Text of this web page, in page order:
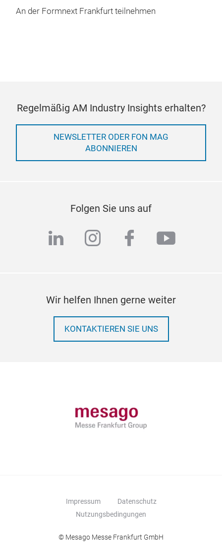
An der Formnext Frankfurt teilnehmen
Regelmäßig AM Industry Insights erhalten?
NEWSLETTER ODER FON MAG
ABONNIEREN
Folgen Sie uns auf
linkedininstagram
facebook
Wir helfen Ihnen gerne weiter
KONTAKTIEREN SIE UNS
Impressum
Datenschutz
Nutzungsbedingungen
© Mesago Messe Frankfurt GmbH